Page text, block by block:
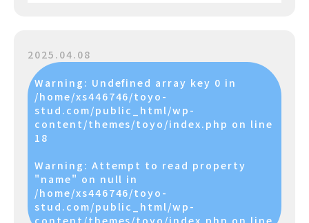
2025.04.08
Warning : Undefined array key 0 in
/home/xs446746/toyo-
stud.com/public_html/wp-
content/themes/toyo/index.php on line
18
Warning : Attempt to read property
"name" on null in
/home/xs446746/toyo-
stud.com/public_html/wp-
content/themes/toyo/index.php on line